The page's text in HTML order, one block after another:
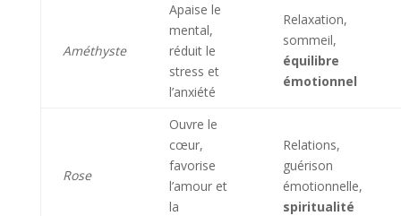
Améthyste
Apaise le
mental,
réduit le
stress et
l’anxiété
Relaxation,
sommeil,
équilibre
émotionnel
Rose
Ouvre le
cœur,
favorise
l’amour et
la
Relations,
guérison
émotionnelle,
spiritualité